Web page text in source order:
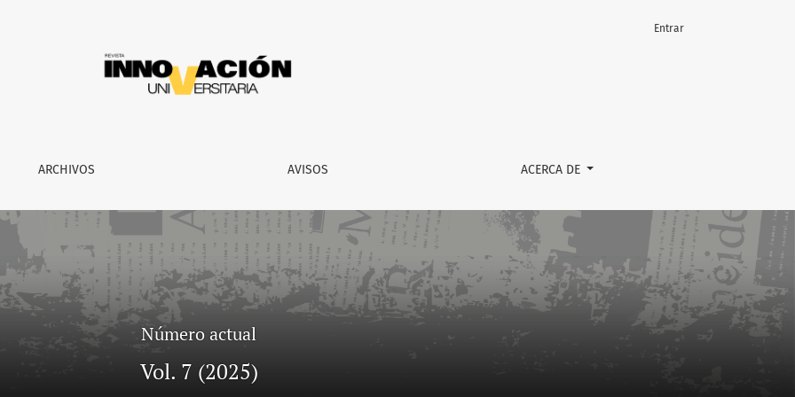
ARCHIVOS AVISOS ACERCA DE
Entrar
Número actual
Vol. 7 (2025)